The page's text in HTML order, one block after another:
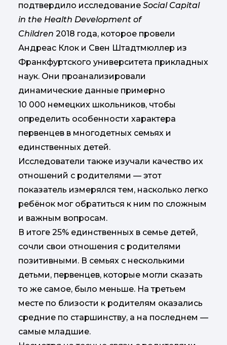
подтвердило исследование Social Capital
in the Health Development of
Children 2018 года, которое провели
Андреас Клок и Свен Штадтмюллер из
Франкфуртского университета прикладных
наук. Они проанализировали
динамические данные примерно
10 000 немецких школьников, чтобы
определить особенности характера
первенцев в многодетных семьях и
единственных детей.
Исследователи также изучали качество их
отношений с родителями — этот
показатель измерялся тем, насколько легко
ребёнок мог обратиться к ним по сложным
и важным вопросам.
В итоге 25% единственных в семье детей,
сочли свои отношения с родителями
позитивными. В семьях с несколькими
детьми, первенцев, которые могли сказать
то же самое, было меньше. На третьем
месте по близости к родителям оказались
средние по старшинству, а на последнем —
самые младшие.